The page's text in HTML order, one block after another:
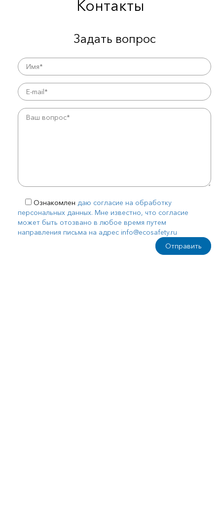
Контакты
Задать вопрос
Ознакомлен даю согласие на обработку
персональных данных. Мне известно, что согласие
может быть отозвано в любое время путем
направления письма на адрес info@ecosafety.ru